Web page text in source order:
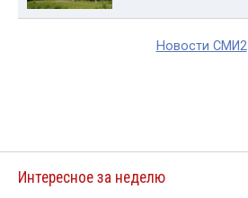
Новости СМИ2
Интересное за неделю